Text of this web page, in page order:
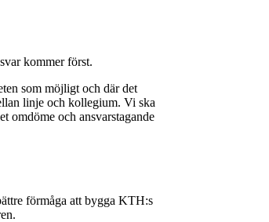
kommer först.
som möjligt och där det
linje och kollegium. Vi ska
omdöme och ansvarstagande
förmåga att bygga KTH:s